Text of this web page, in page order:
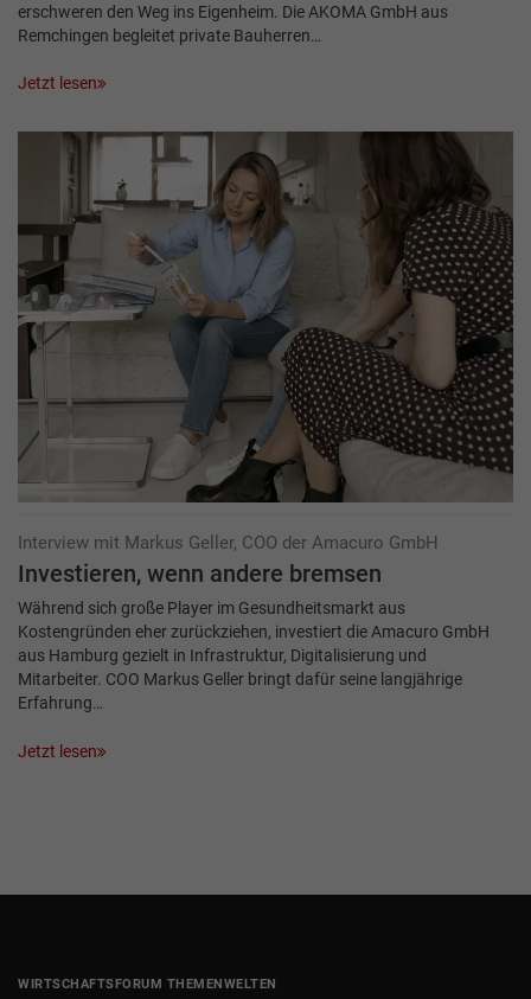
erschweren den Weg ins Eigenheim. Die AKOMA GmbH aus
Remchingen begleitet private Bauherren…
Jetzt lesen
Interview mit Markus Geller, COO der Amacuro GmbH
Investieren, wenn andere bremsen
Während sich große Player im Gesundheitsmarkt aus
Kostengründen eher zurückziehen, investiert die Amacuro GmbH
aus Hamburg gezielt in Infrastruktur, Digitalisierung und
Mitarbeiter. COO Markus Geller bringt dafür seine langjährige
Erfahrung…
Jetzt lesen
WIRTSCHAFTSFORUM THEMENWELTEN